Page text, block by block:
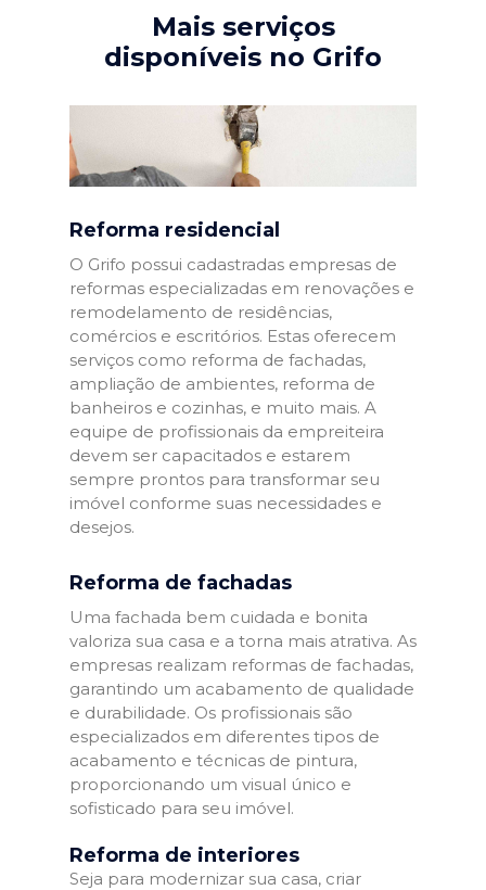
Mais serviços
disponíveis no Grifo
Reforma residencial
O Grifo possui cadastradas empresas de
reformas especializadas em renovações e
remodelamento de residências,
comércios e escritórios. Estas oferecem
serviços como reforma de fachadas,
ampliação de ambientes, reforma de
banheiros e cozinhas, e muito mais. A
equipe de profissionais da empreiteira
devem ser capacitados e estarem
sempre prontos para transformar seu
imóvel conforme suas necessidades e
desejos.
Reforma de fachadas
Uma fachada bem cuidada e bonita
valoriza sua casa e a torna mais atrativa. As
empresas realizam reformas de fachadas,
garantindo um acabamento de qualidade
e durabilidade. Os profissionais são
especializados em diferentes tipos de
acabamento e técnicas de pintura,
proporcionando um visual único e
sofisticado para seu imóvel.
Reforma de interiores
Seja para modernizar sua casa, criar